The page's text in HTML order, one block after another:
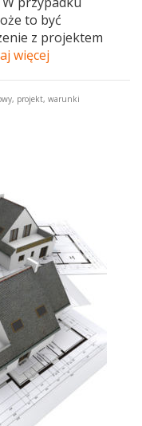
to być
z projektem
więcej
, projekt, warunki